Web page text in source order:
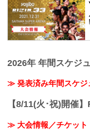
2026年 年間スケジ
≫ 発表済み年間スケジ
【8/11(火･祝)開催
≫ 大会情報／チケット